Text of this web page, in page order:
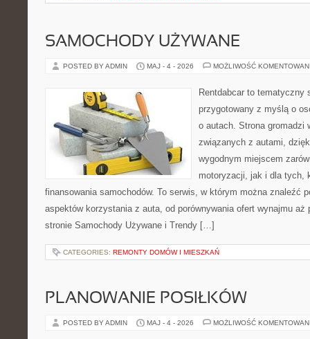
SAMOCHODY UŻYWANE
POSTED BY ADMIN MAJ - 4 - 2026 MOŻLIWOŚĆ
Rentdabcar to tematyczny
przygotowany z myślą o
o autach. Strona gromadzi
związanych z autami,
wygodnym miejscem
motoryzacji, jak i dla tych,
finansowania samochodów. To serwis, w którym można znaleźć
aspektów korzystania z auta, od porównywania ofert wynajmu aż
stronie Samochody Używane i Trendy […]
CATEGORIES: REMONTY DOMÓW I MIESZKAŃ
PLANOWANIE POSIŁKÓW
POSTED BY ADMIN MAJ - 4 - 2026 MOŻLIWOŚĆ